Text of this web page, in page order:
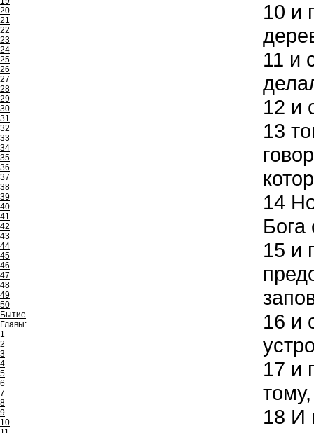
20
21
22
23
24
25
26
27
28
29
30
31
32
33
34
35
36
37
38
39
40
41
42
43
44
45
46
47
48
49
50
Бытие
Главы:
1
2
3
4
5
6
7
8
9
10
10 и
11 и
12 и
13
14
Бога
15 и
16 и
17 и
18 И